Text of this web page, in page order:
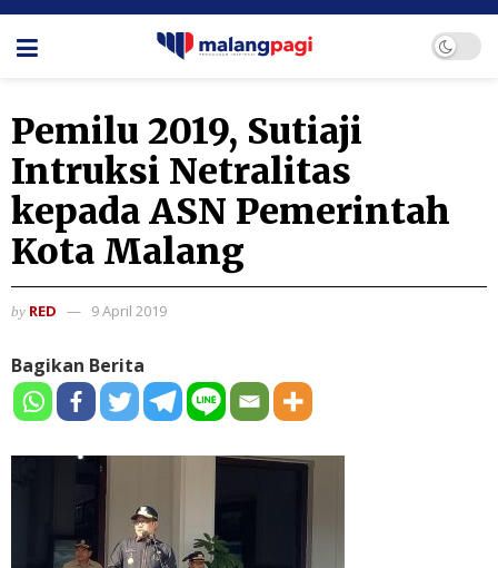
Pemilu 2019, Sutiaji
Intruksi Netralitas
kepada ASN Pemerintah
Kota Malang
by RED 9 April 2019
Bagikan Berita